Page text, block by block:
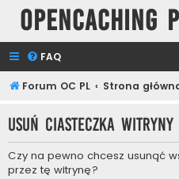
Opencaching
FAQ
Forum OC PL Strona
Usuń ciasteczka witryny
Czy na pewno chcesz usunąć
przez tę witrynę?